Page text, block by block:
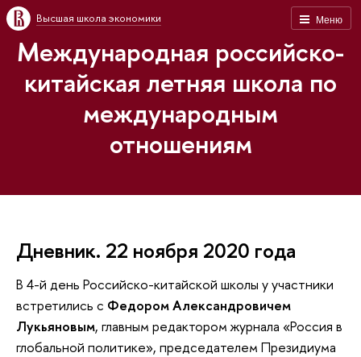
Меню
Высшая школа экономики
Международная российско-
китайская летняя школа по
международным
отношениям
Дневник. 22 ноября 2020 года
В 4-й день Российско-китайской школы у участники
встретились с Федором Александровичем
Лукьяновым, главным редактором журнала «Россия в
глобальной политике», председателем Президиума